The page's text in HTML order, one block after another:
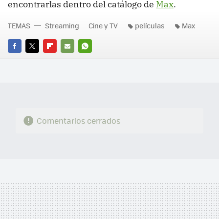
encontrarlas dentro del catálogo de Max.
FACEBOOK
TWITTERFLIPBOARD
E-
WHATSAPP
TEMAS Streaming Cine y TV películas Max
Comentarios cerrados